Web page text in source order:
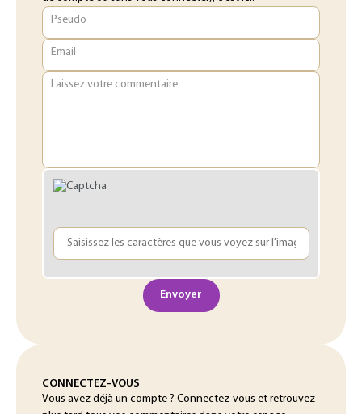
Pseudo
Email
Laissez votre commentaire
Envoyer
CONNECTEZ-VOUS
Vous avez déjà un compte ? Connectez-vous et retrouvez